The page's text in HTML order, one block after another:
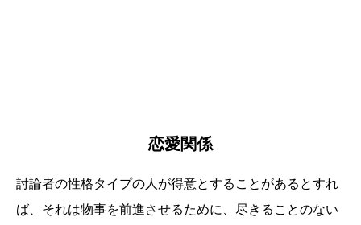
恋愛関係
討論者の性格タイプの人が得意とすることがあるとすれ
ば、それは物事を前進させるために、尽きることのない